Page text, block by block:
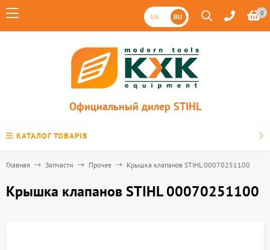
UA RU 0
Официальный дилер STIHL
КАТАЛОГ ТОВАРІВ
Главная Запчасти Прочее Крышка клапанов STIHL 00070251100
Крышка клапанов STIHL 00070251100